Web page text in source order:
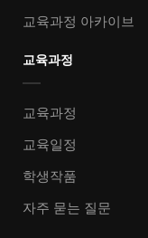
교육과정 아카이브
교육과정
교육과정
교육일정
학생작품
자주 묻는 질문